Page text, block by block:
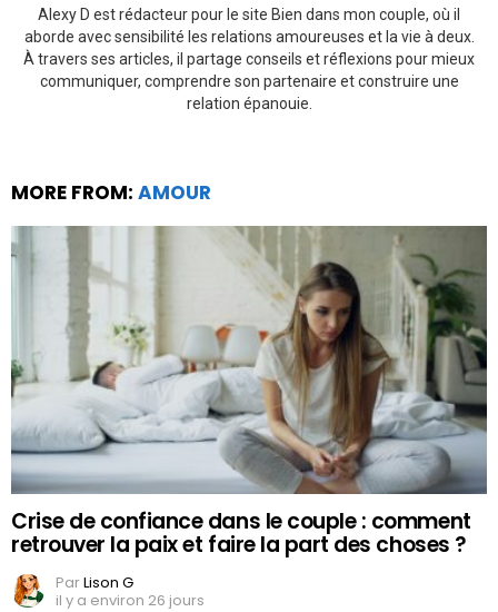
Alexy D est rédacteur pour le site Bien dans mon couple, où il
aborde avec sensibilité les relations amoureuses et la vie à deux.
À travers ses articles, il partage conseils et réflexions pour mieux
communiquer, comprendre son partenaire et construire une
relation épanouie.
MORE FROM: AMOUR
Crise de confiance dans le couple : comment
retrouver la paix et faire la part des choses ?
ParLison G
il y a environ 26 jours